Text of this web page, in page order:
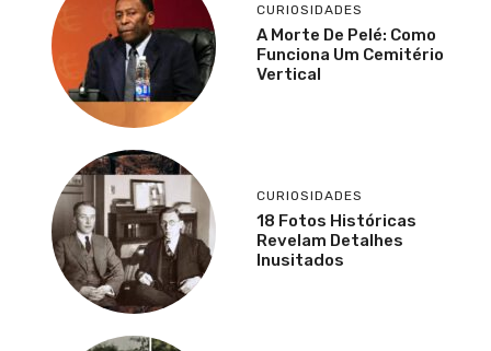
CURIOSIDADES
A Morte De Pelé: Como
Funciona Um Cemitério
Vertical
CURIOSIDADES
18 Fotos Históricas
Revelam Detalhes
Inusitados